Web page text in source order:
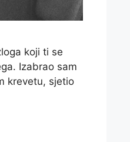
koji ti se
Izabrao sam
krevetu, sjetio